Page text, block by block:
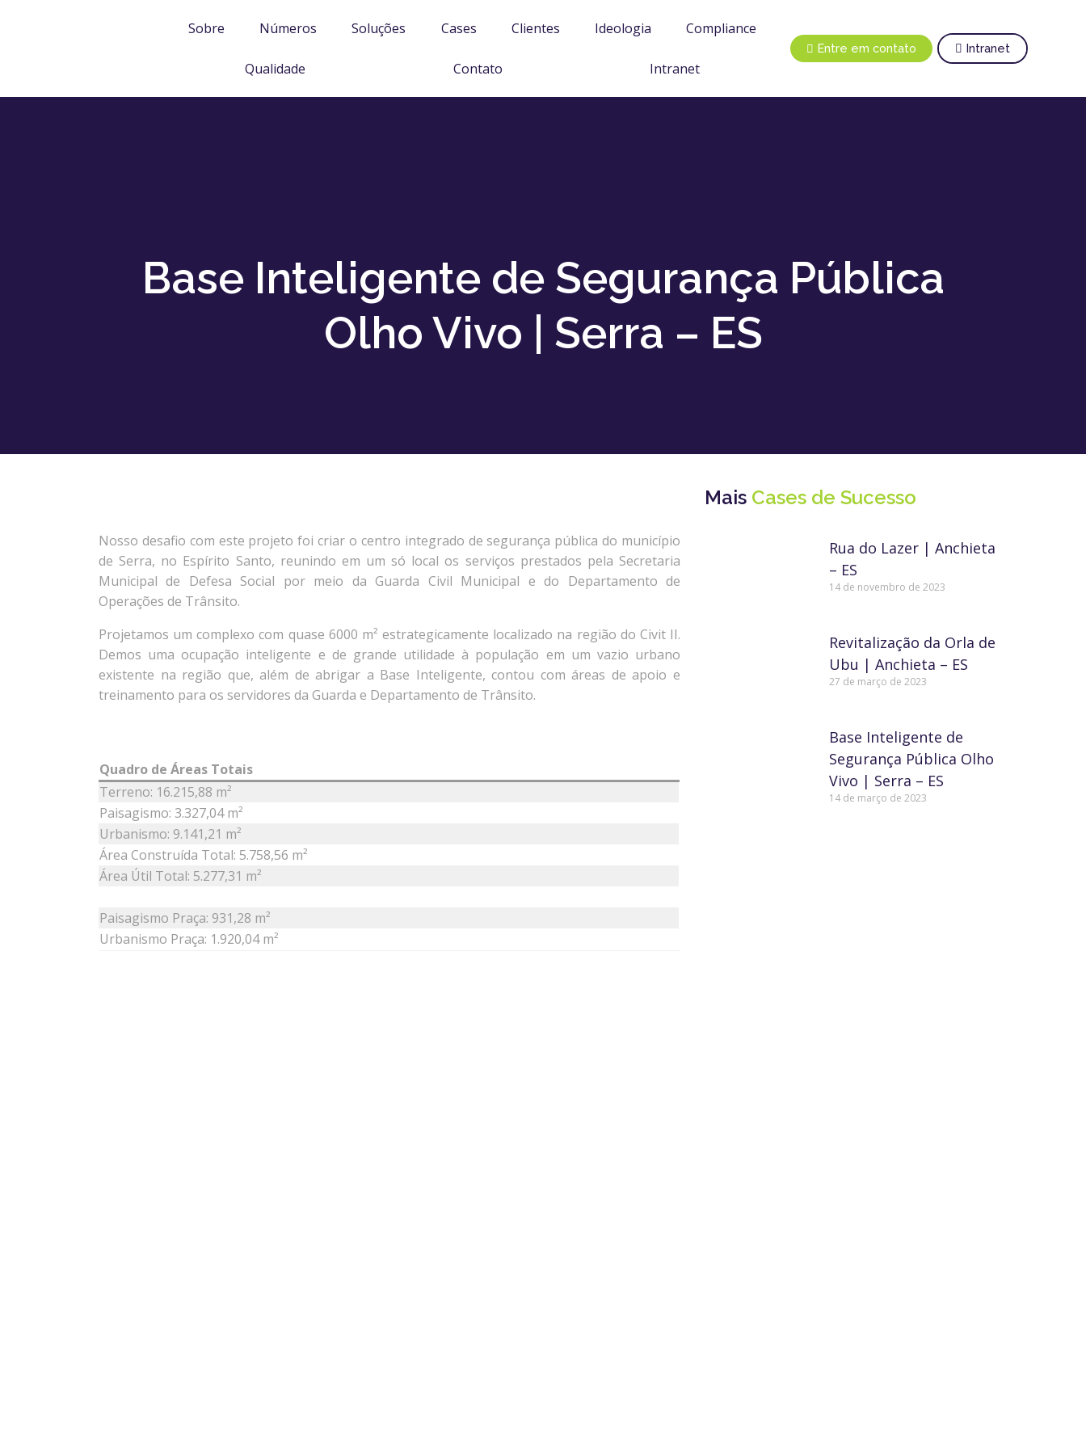
Sobre Números Soluções Cases Clientes Ideologia Compliance
Qualidade Contato Intranet
Entre em contato Intranet
Base Inteligente de Segurança Pública
Olho Vivo | Serra – ES
Nosso desafio com este projeto foi criar o centro integrado de segurança pública do município
de Serra, no Espírito Santo, reunindo em um só local os serviços prestados pela Secretaria
Municipal de Defesa Social por meio da Guarda Civil Municipal e do Departamento de
Operações de Trânsito.
Projetamos um complexo com quase 6000 m² estrategicamente localizado na região do Civit II.
Demos uma ocupação inteligente e de grande utilidade à população em um vazio urbano
existente na região que, além de abrigar a Base Inteligente, contou com áreas de apoio e
treinamento para os servidores da Guarda e Departamento de Trânsito.
Quadro de Áreas Totais
Terreno: 16.215,88 m²
Paisagismo: 3.327,04 m²
Urbanismo: 9.141,21 m²
Área Construída Total: 5.758,56 m²
Área Útil Total: 5.277,31 m²
Paisagismo Praça: 931,28 m²
Urbanismo Praça: 1.920,04 m²
Mais Cases de Sucesso
Rua do Lazer | Anchieta
– ES
14 de novembro de 2023
Revitalização da Orla de
Ubu | Anchieta – ES
27 de março de 2023
Base Inteligente de
Segurança Pública Olho
Vivo | Serra – ES
14 de março de 2023